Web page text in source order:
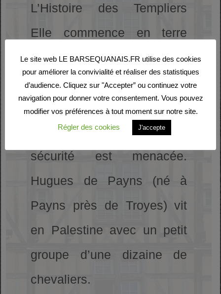
L’Histoire des Templiers
Elle commence en terre
sainte après la prise de
Jérusalem par les croisés.
Venant l’occident le flot de
pèlerins afflue, mais leur
sécurité est menacée.
Hugues de Payns (né à
Payns près de Troyes) vit
en Palestine avec un petit
groupe d’une dizaine de
chevaliers.
Le site web LE BARSEQUANAIS.FR utilise des cookies
pour améliorer la convivialité et réaliser des statistiques
d’audience. Cliquez sur "Accepter” ou continuez votre
navigation pour donner votre consentement. Vous pouvez
modifier vos préférences à tout moment sur notre site.
Régler des cookies
J'accepte